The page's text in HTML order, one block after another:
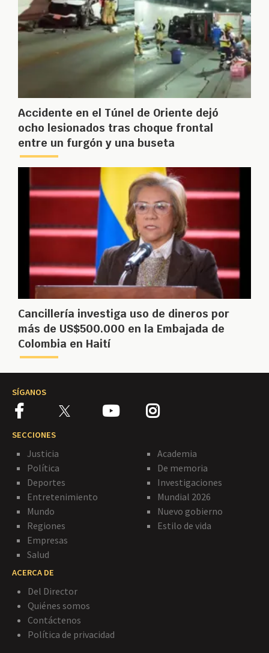
Accidente en el Túnel de Oriente dejó
ocho lesionados tras choque frontal
entre un furgón y una buseta
Cancillería investiga uso de dineros por
más de US$500.000 en la Embajada de
Colombia en Haití
SÍGANOS
SECCIONES
Justicia
Política
Deportes
Entretenimiento
Mundo
Regiones
Empresas
Salud
Academia
De memoria
Investigaciones
Mundial 2026
Nuevo gobierno
Estilo de vida
ACERCA DE
Del Director
Quiénes somos
Contáctenos
Política de privacidad